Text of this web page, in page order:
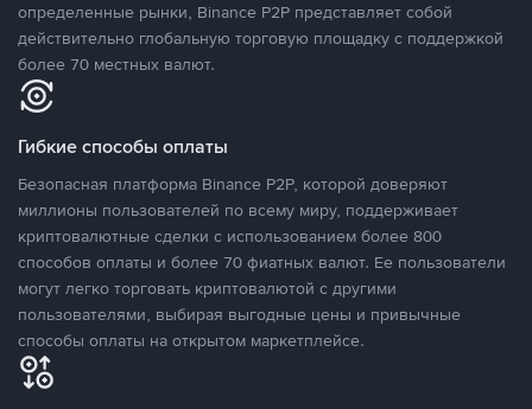
определенные рынки, Binance P2P представляет собой
действительно глобальную торговую площадку с поддержкой
более 70 местных валют.
Гибкие способы оплаты
Безопасная платформа Binance P2P, которой доверяют
миллионы пользователей по всему миру, поддерживает
криптовалютные сделки с использованием более 800
способов оплаты и более 70 фиатных валют. Ее пользователи
могут легко торговать криптовалютой с другими
пользователями, выбирая выгодные цены и привычные
способы оплаты на открытом маркетплейсе.